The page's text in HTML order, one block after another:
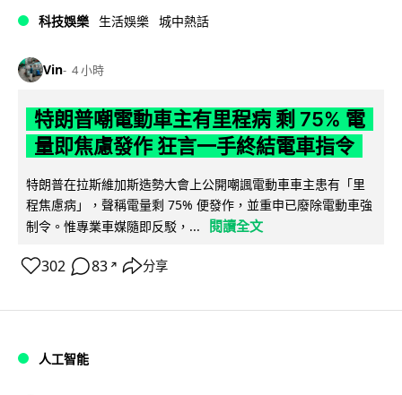
科技娛樂 生活娛樂 城中熱話
Vin 4 小時
特朗普嘲電動車主有里程病 剩 75% 電
量即焦慮發作 狂言一手終結電車指令
特朗普在拉斯維加斯造勢大會上公開嘲諷電動車車主患有「里
程焦慮病」，聲稱電量剩 75% 便發作，並重申已廢除電動車強
制令。惟專業車媒隨即反駁，...
閱讀全文
302 83 ↗ 分享
人工智能